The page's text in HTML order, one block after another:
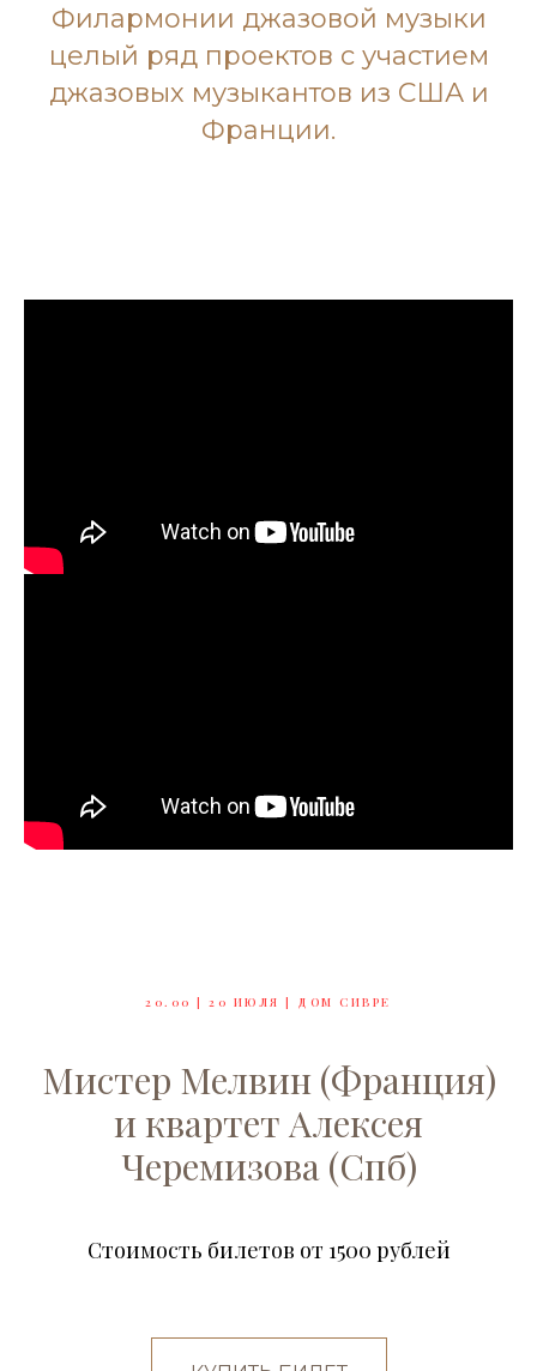
Филармонии джазовой музыки
целый ряд проектов с участием
джазовых музыкантов из США и
Франции.
20.00 | 20 ИЮЛЯ | ДОМ СИВРЕ
Мистер Мелвин (Франция)
и квартет Алексея
Черемизова (Спб)
Стоимость билетов от 1500 рублей